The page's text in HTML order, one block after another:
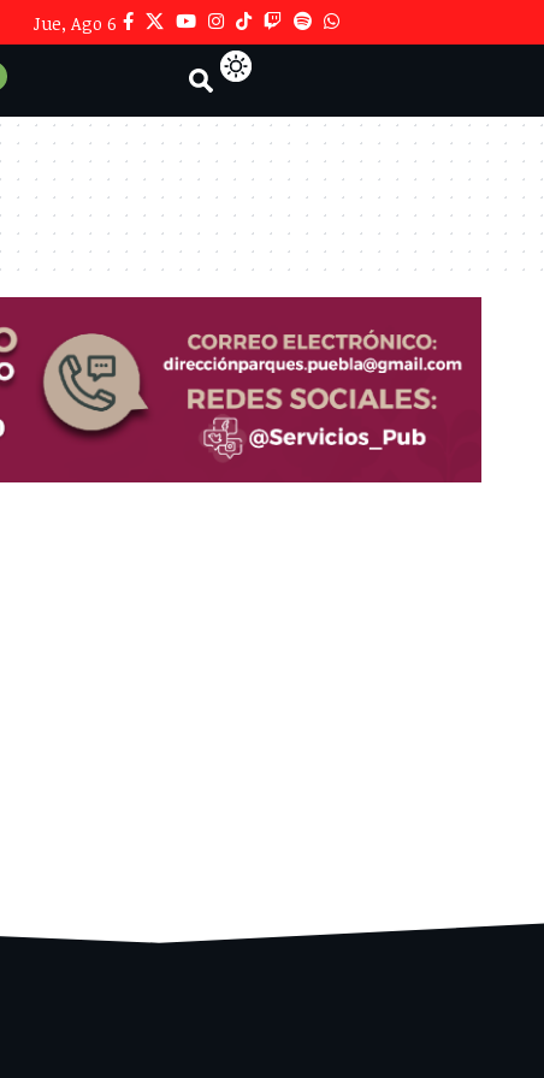
Jue, Ago 6